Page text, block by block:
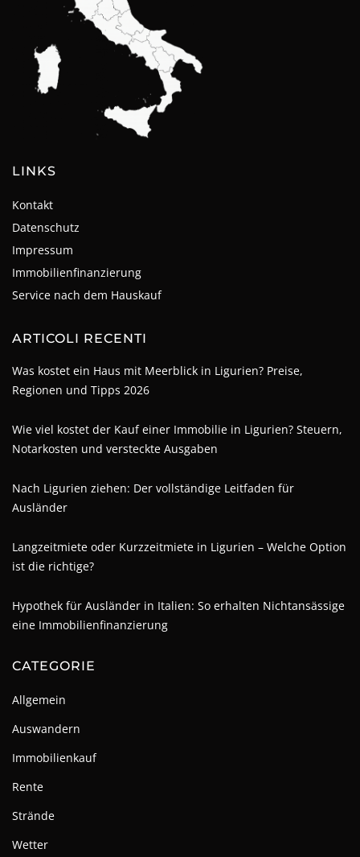
LINKS
Kontakt
Datenschutz
Impressum
Immobilienfinanzierung
Service nach dem Hauskauf
ARTICOLI RECENTI
Was kostet ein Haus mit Meerblick in Ligurien? Preise,
Regionen und Tipps 2026
Wie viel kostet der Kauf einer Immobilie in Ligurien? Steuern,
Notarkosten und versteckte Ausgaben
Nach Ligurien ziehen: Der vollständige Leitfaden für
Ausländer
Langzeitmiete oder Kurzzeitmiete in Ligurien – Welche Option
ist die richtige?
Hypothek für Ausländer in Italien: So erhalten Nichtansässige
eine Immobilienfinanzierung
CATEGORIE
Allgemein
Auswandern
Immobilienkauf
Rente
Strände
Wetter